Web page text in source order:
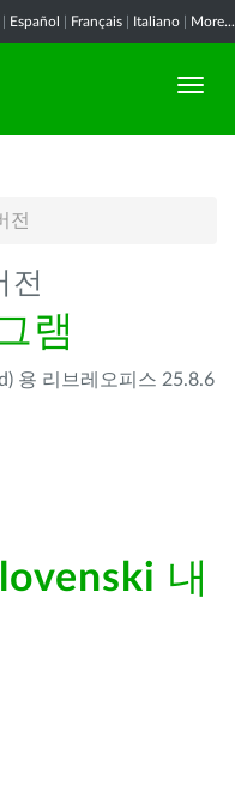
Español Français Italiano More...
전
전
램
용 리브레오피스 25.8.6
내